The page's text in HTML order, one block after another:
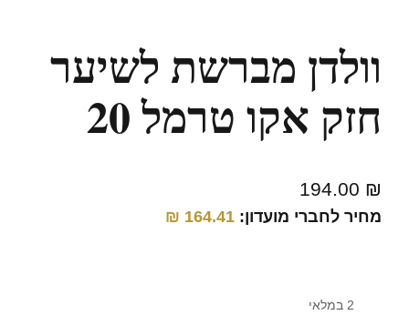
וולדן מברשת לשיער
חזק אקו טרמל 20
194.00 ₪
מחיר לחברי מועדון: 164.41
₪
2 במלאי